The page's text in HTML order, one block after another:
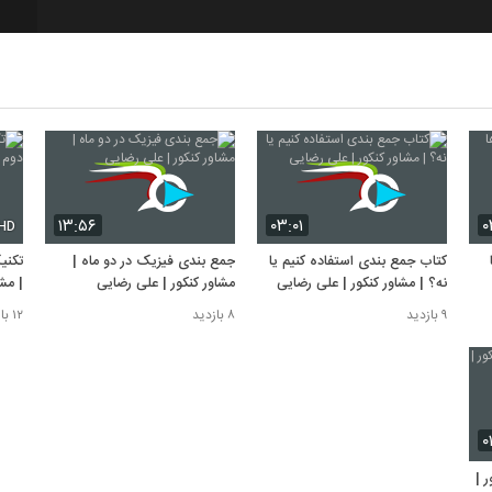
8
۰۳:۰۱
کتاب جمع بندی استفاده کنیم یا
نه؟ | مشاور کنکور | علی رضایی
۹ بازدید
۱۳:۵۶
جمع بندی فیزیک در دو ماه |
مشاور کنکور | علی رضایی
۸ بازدید
|
۱۲ بازدید
|